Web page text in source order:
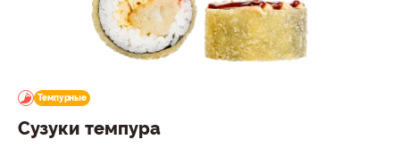
Темпурные
Сузуки темпура